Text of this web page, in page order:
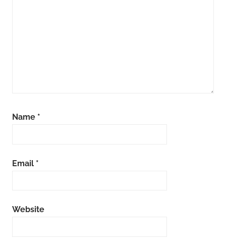
Name *
Email *
Website